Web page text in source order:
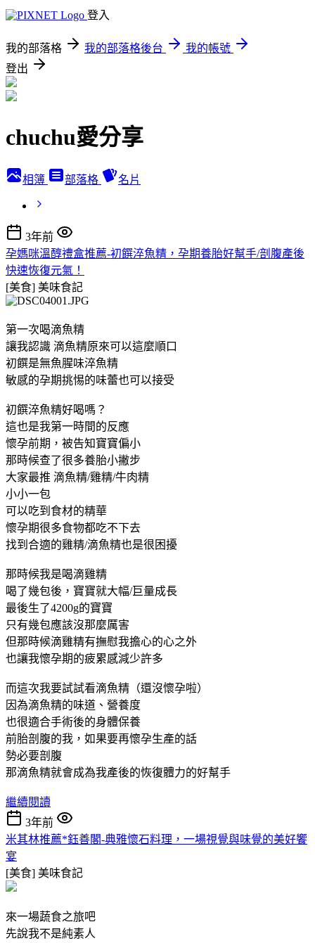
登入
我的部落格 我的部落格後台
我的帳號
登出
chuchu愛分享
相簿 部落格 名片
3年前
孕媽咪溫醇禮盒推薦-初饌淬魚精，孕期養胎好幫手/剖腹產後
快速恢復元氣！
[美食] 美味食記
第一次喝滴魚精
讓我認識 滴魚精原來可以這麼順口
初饌是無魚腥味淬魚精
敏感的孕期挑惕的味蕾也可以接受
初饌淬魚精好喝嗎？
這也是我第一時間的反應
懷孕前期，被告知寶寶偏小
那時候查了很多養胎小撇步
大家最推 滴魚精/雞精/牛肉精
小小一包
可以吃到食材的精華
懷孕期很多食物都吃不下去
找到合適的雞精/滴魚精也是很困擾
那時候我是喝滴雞精
喝了幾包後，寶寶就大幅/巨量成長
最後生了4200g的寶寶
只有幾包應該沒那麼厲害
但那時候滴雞精有撫慰我擔心的心之外
也讓我懷孕期的疲累感減少許多
而這次我要試試看滴魚精（還沒懷孕啦）
因為滴魚精的味道、營養度
也很適合手術後的身體保養
前胎剖腹的我，如果要再懷孕生產的話
勢必要剖腹
那滴魚精就會成為我產後的恢復體力的好幫手
繼續閱讀
3年前
米其林推薦*鈺善閣-典雅懷石料理，一場視覺與味覺的美好饗
宴
[美食] 美味食記
來一場蔬食之旅吧
先說我不是純素人